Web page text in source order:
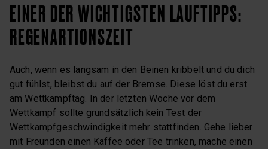
EINER DER WICHTIGSTEN LAUFTIPPS:
REGENARTIONSZEIT
Auch, wenn es langsam in den Beinen kribbelt und du dich
gut fühlst, bleibst du auf der Bremse. Diese löst du erst
am Wettkampftag. In der letzten Woche vor dem
Wettkampf sollte grundsätzlich kein Test der
Wettkampfgeschwindigkeit mehr stattfinden. Gehe lieber
mit Freunden einen Kaffee oder Tee trinken, mache einen